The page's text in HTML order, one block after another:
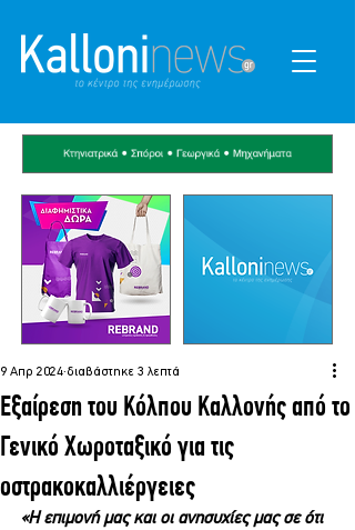
Εξαίρεση του Κόλπου Καλλονής από το
Γενικό Χωροταξικό για τις
οστρακοκαλλιέργειες
9 Απρ 2024 διαβάστηκε 3 λεπτά
«Η επιμονή μας και οι ανησυχίες μας σε ότι